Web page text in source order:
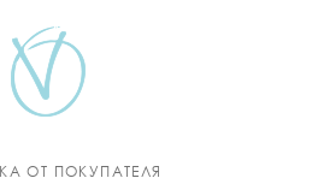
ОТ ПОКУПАТЕЛЯ